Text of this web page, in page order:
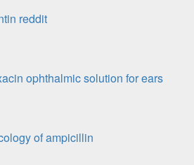
reddit
ophthalmic solution for ears
of ampicillin